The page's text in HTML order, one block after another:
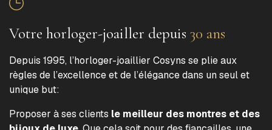
Votre horloger-joailler depuis 30 ans
Depuis 1995, l’horloger-joaillier Cosyns se plie aux
règles de l’excellence et de l’élégance dans un seul et
unique but:
Proposer à ses clients le meilleur des montres et des